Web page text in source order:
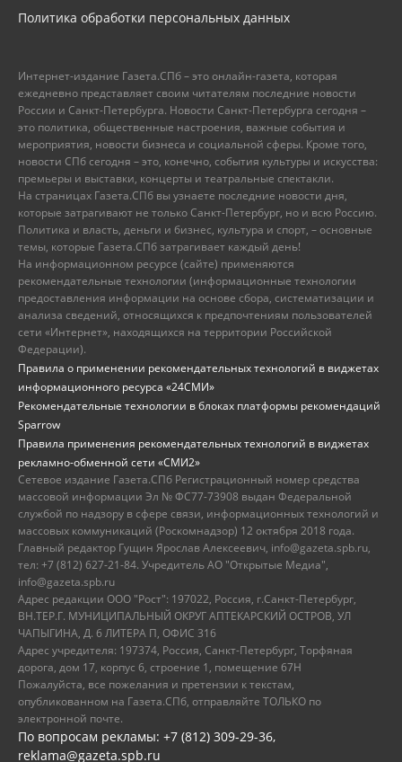
Политика обработки персональных данных
Интернет-издание Газета.СПб – это онлайн-газета, которая
ежедневно представляет своим читателям последние новости
России и Санкт-Петербурга. Новости Санкт-Петербурга сегодня –
это политика, общественные настроения, важные события и
мероприятия, новости бизнеса и социальной сферы. Кроме того,
новости СПб сегодня – это, конечно, события культуры и искусства:
премьеры и выставки, концерты и театральные спектакли.
На страницах Газета.СПб вы узнаете последние новости дня,
которые затрагивают не только Санкт-Петербург, но и всю Россию.
Политика и власть, деньги и бизнес, культура и спорт, – основные
темы, которые Газета.СПб затрагивает каждый день!
На информационном ресурсе (сайте) применяются
рекомендательные технологии (информационные технологии
предоставления информации на основе сбора, систематизации и
анализа сведений, относящихся к предпочтениям пользователей
сети «Интернет», находящихся на территории Российской
Федерации).
Правила о применении рекомендательных технологий в виджетах
информационного ресурса «24СМИ»
Рекомендательные технологии в блоках платформы рекомендаций
Sparrow
Правила применения рекомендательных технологий в виджетах
рекламно-обменной сети «СМИ2»
Сетевое издание Газета.СПб Регистрационный номер средства
массовой информации Эл № ФС77-73908 выдан Федеральной
службой по надзору в сфере связи, информационных технологий и
массовых коммуникаций (Роскомнадзор) 12 октября 2018 года.
Главный редактор Гущин Ярослав Алексеевич, info@gazeta.spb.ru,
тел: +7 (812) 627-21-84. Учредитель АО "Открытые Медиа",
info@gazeta.spb.ru
Адрес редакции ООО "Рост": 197022, Россия, г.Санкт-Петербург,
ВН.ТЕР.Г. МУНИЦИПАЛЬНЫЙ ОКРУГ АПТЕКАРСКИЙ ОСТРОВ, УЛ
ЧАПЫГИНА, Д. 6 ЛИТЕРА П, ОФИС 316
Адрес учредителя: 197374, Россия, Санкт-Петербург, Торфяная
дорога, дом 17, корпус 6, строение 1, помещение 67Н
Пожалуйста, все пожелания и претензии к текстам,
опубликованном на Газета.СПб, отправляйте ТОЛЬКО по
электронной почте.
По вопросам рекламы: +7 (812) 309-29-36,
reklama@gazeta.spb.ru